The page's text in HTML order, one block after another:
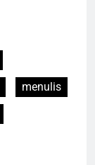
menulis